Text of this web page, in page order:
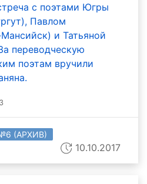
с поэтами Югры
Павлом
и Татьяной
переводческую
поэтам вручили
(АРХИВ)
10.10.2017